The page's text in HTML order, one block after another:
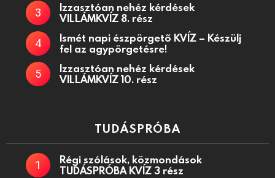
Izzasztóan nehéz kérdések
VILLÁMKVÍZ 8. rész
Ismét napi észpörgető KVÍZ – Készülj
fel az agypörgetésre!
Izzasztóan nehéz kérdések
VILLÁMKVÍZ 10. rész
TUDÁSPRÓBA
Régi szólások, közmondások
TUDÁSPRÓBA KVÍZ 3 rész